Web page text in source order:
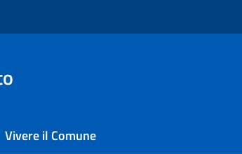
Vivere il Comune